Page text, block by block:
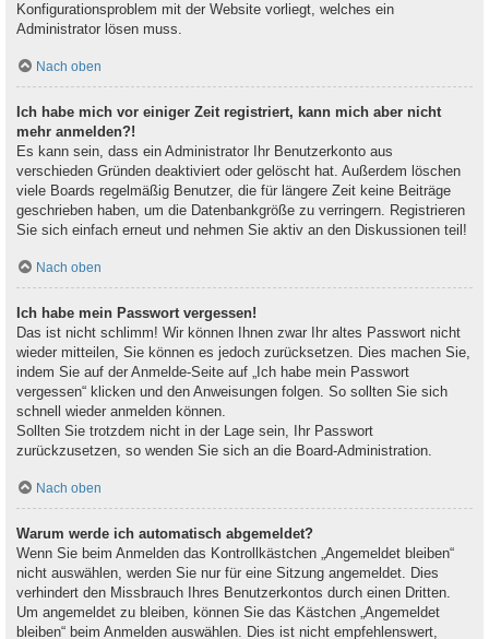
Konfigurationsproblem mit der Website vorliegt, welches ein
Administrator lösen muss.
Nach oben
Ich habe mich vor einiger Zeit registriert, kann mich aber nicht
mehr anmelden?!
Es kann sein, dass ein Administrator Ihr Benutzerkonto aus
verschieden Gründen deaktiviert oder gelöscht hat. Außerdem löschen
viele Boards regelmäßig Benutzer, die für längere Zeit keine Beiträge
geschrieben haben, um die Datenbankgröße zu verringern. Registrieren
Sie sich einfach erneut und nehmen Sie aktiv an den Diskussionen teil!
Nach oben
Ich habe mein Passwort vergessen!
Das ist nicht schlimm! Wir können Ihnen zwar Ihr altes Passwort nicht
wieder mitteilen, Sie können es jedoch zurücksetzen. Dies machen Sie,
indem Sie auf der Anmelde-Seite auf „Ich habe mein Passwort
vergessen“ klicken und den Anweisungen folgen. So sollten Sie sich
schnell wieder anmelden können.
Sollten Sie trotzdem nicht in der Lage sein, Ihr Passwort
zurückzusetzen, so wenden Sie sich an die Board-Administration.
Nach oben
Warum werde ich automatisch abgemeldet?
Wenn Sie beim Anmelden das Kontrollkästchen „Angemeldet bleiben“
nicht auswählen, werden Sie nur für eine Sitzung angemeldet. Dies
verhindert den Missbrauch Ihres Benutzerkontos durch einen Dritten.
Um angemeldet zu bleiben, können Sie das Kästchen „Angemeldet
bleiben“ beim Anmelden auswählen. Dies ist nicht empfehlenswert,